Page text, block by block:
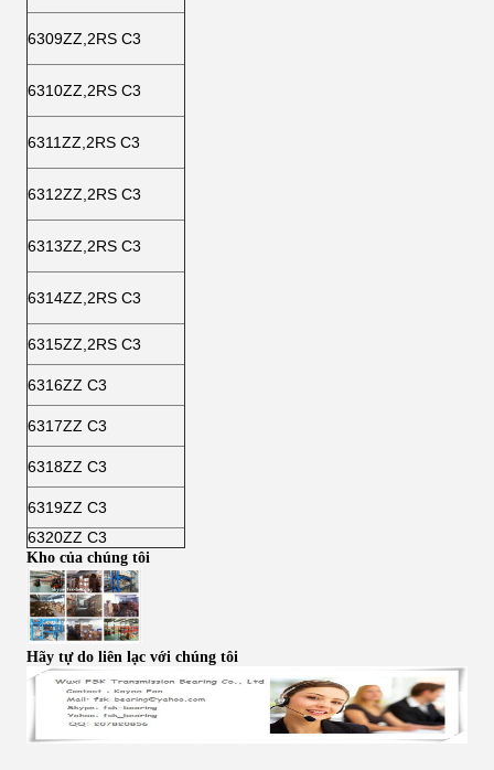
6309ZZ,2RS C3
6310ZZ,2RS C3
6311ZZ,2RS C3
6312ZZ,2RS C3
6313ZZ,2RS C3
6314ZZ,2RS C3
6315ZZ,2RS C3
6316ZZ C3
6317ZZ C3
6318ZZ C3
6319ZZ C3
6320ZZ C3
Kho của chúng tôi
Hãy tự do liên lạc với chúng tôi